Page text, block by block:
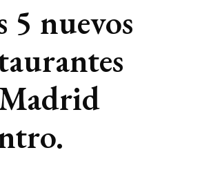
5 nuevos